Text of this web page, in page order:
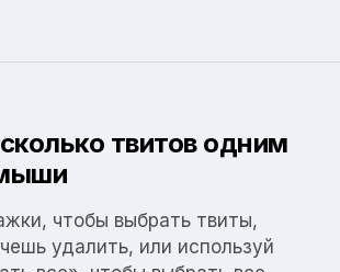
твитов одним
чтобы выбрать твиты,
удалить, или используй